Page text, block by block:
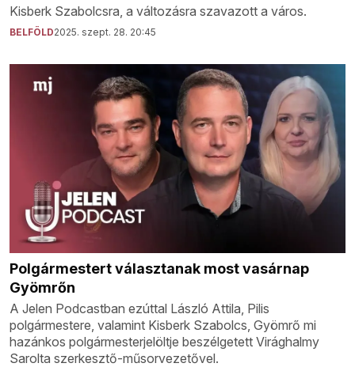
Kisberk Szabolcsra, a változásra szavazott a város.
BELFÖLD2025. szept. 28. 20:45
Polgármestert választanak most vasárnap
Gyömrőn
A Jelen Podcastban ezúttal László Attila, Pilis
polgármestere, valamint Kisberk Szabolcs, Gyömrő mi
hazánkos polgármesterjelöltje beszélgetett Virághalmy
Sarolta szerkesztő-műsorvezetővel.